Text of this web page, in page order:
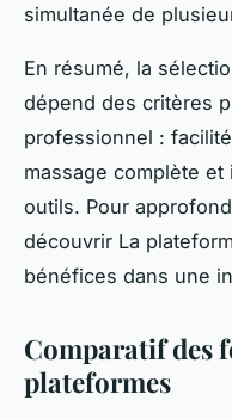
simultanée de
En résumé, la
dépend des critères
professionnel :
massage complète
outils. Pour
découvrir La
bénéfices dans une
Comparatif des
plateformes